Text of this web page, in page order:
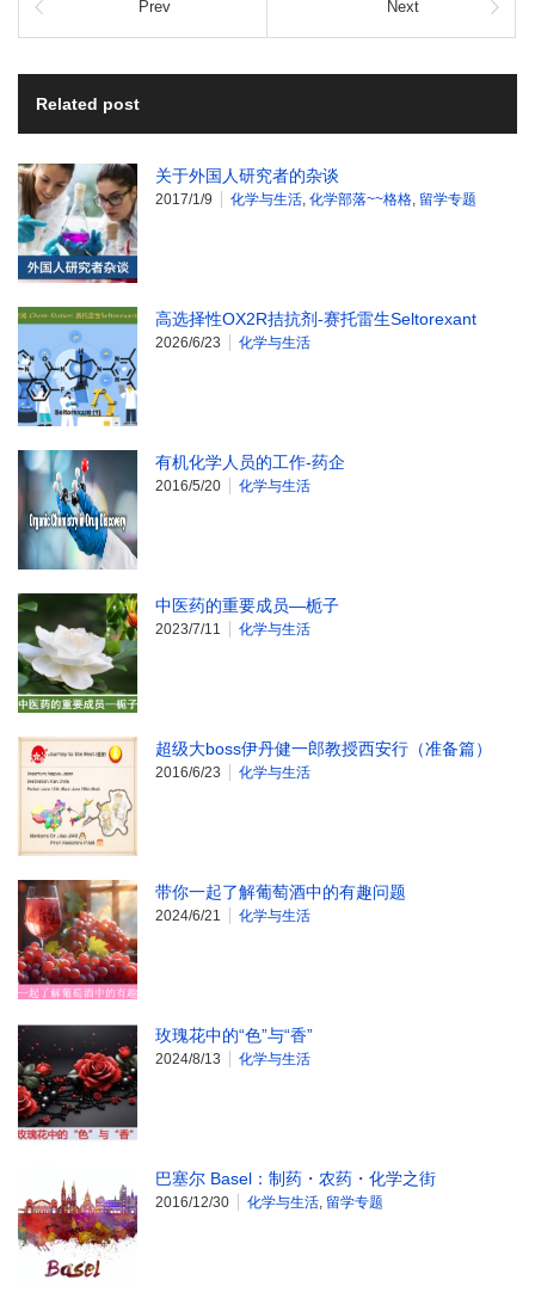
Prev Next
Related post
关于外国人研究者的杂谈
2017/1/9 化学与生活, 化学部落~~格格, 留学专题
高选择性OX2R拮抗剂-赛托雷生Seltorexant
2026/6/23 化学与生活
有机化学人员的工作-药企
2016/5/20 化学与生活
中医药的重要成员—栀子
2023/7/11 化学与生活
超级大boss伊丹健一郎教授西安行（准备篇）
2016/6/23 化学与生活
带你一起了解葡萄酒中的有趣问题
2024/6/21 化学与生活
玫瑰花中的“色”与“香”
2024/8/13 化学与生活
巴塞尔 Basel：制药・农药・化学之街
2016/12/30 化学与生活, 留学专题